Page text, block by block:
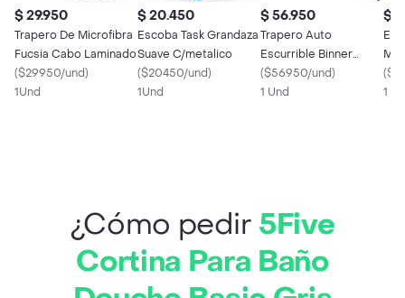
$ 29.950
Trapero De Microfibra
Fucsia Cabo Laminado
($29950/und)
1Und
$ 20.450
Escoba Task Grandaza
Suave C/metalico
($20450/und)
1Und
$ 56.950
Trapero Auto
Escurrible Binner
107561
($56950/und)
1 Und
$
(
1 X
¿Cómo pedir 5Five
Cortina Para Baño